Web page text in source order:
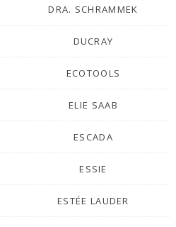
DRA. SCHRAMMEK
DUCRAY
ECOTOOLS
ELIE SAAB
ESCADA
ESSIE
ESTÉE LAUDER